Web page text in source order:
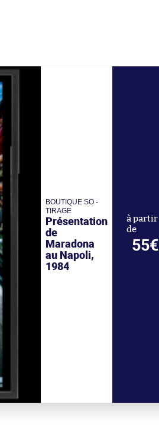
BOUTIQUE SO -
TIRAGE
Présentation
de
Maradona
au Napoli,
1984
à partir
de
55€